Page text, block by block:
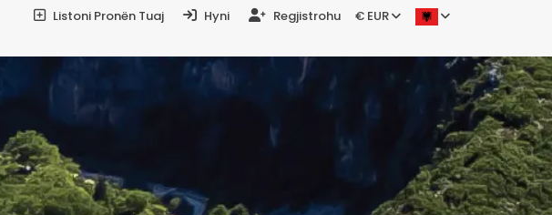
Listoni Pronën Tuaj Hyni Regjistrohu € EUR